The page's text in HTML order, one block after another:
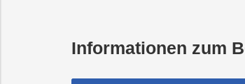
Informationen zum